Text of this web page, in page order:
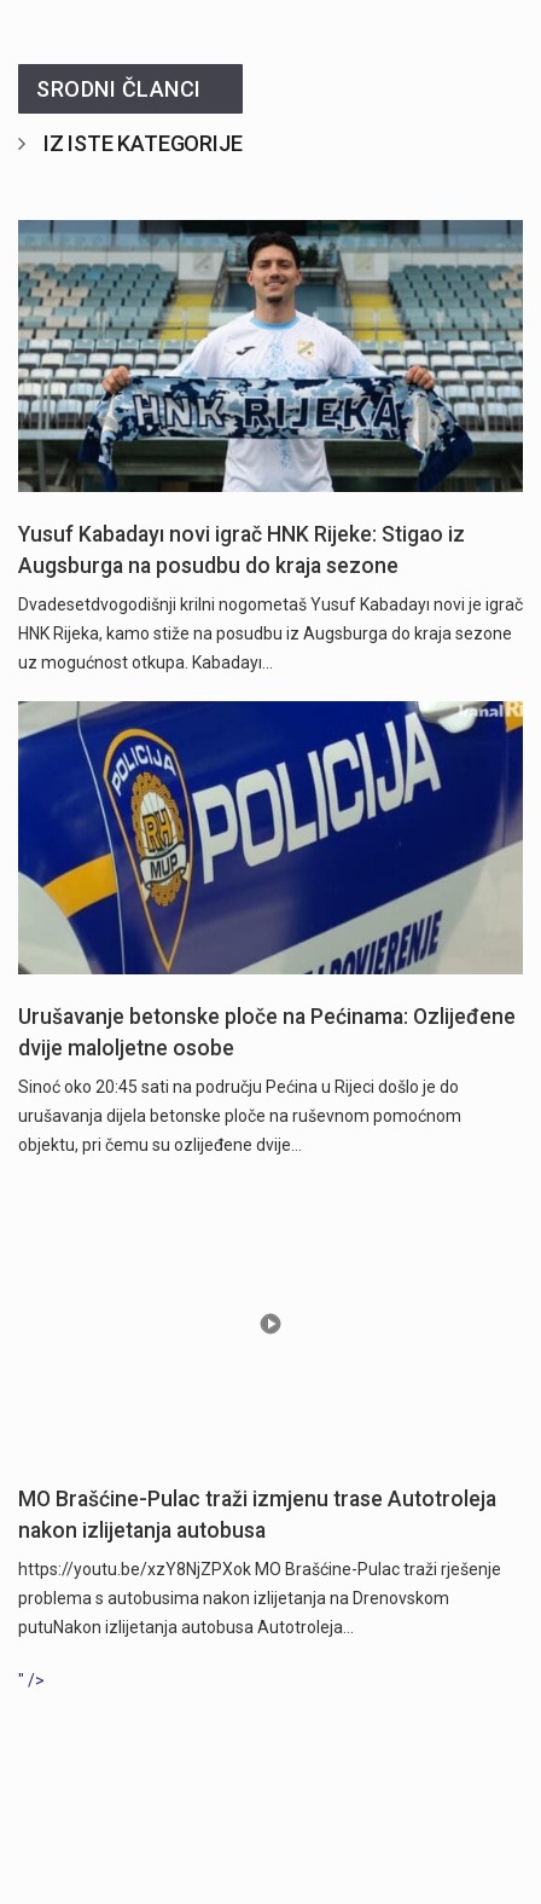
SRODNI ČLANCI
IZ ISTE KATEGORIJE
Yusuf Kabadayı novi igrač HNK Rijeke: Stigao iz
Augsburga na posudbu do kraja sezone
Dvadesetdvogodišnji krilni nogometaš Yusuf Kabadayı novi je igrač
HNK Rijeka, kamo stiže na posudbu iz Augsburga do kraja sezone
uz mogućnost otkupa. Kabadayı…
Urušavanje betonske ploče na Pećinama: Ozlijeđene
dvije maloljetne osobe
Sinoć oko 20:45 sati na području Pećina u Rijeci došlo je do
urušavanja dijela betonske ploče na ruševnom pomoćnom
objektu, pri čemu su ozlijeđene dvije…
MO Brašćine-Pulac traži izmjenu trase Autotroleja
nakon izlijetanja autobusa
https://youtu.be/xzY8NjZPXok MO Brašćine-Pulac traži rješenje
problema s autobusima nakon izlijetanja na Drenovskom
putuNakon izlijetanja autobusa Autotroleja…
" />